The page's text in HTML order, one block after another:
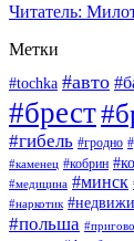
Читатель:
Метки
#tochka #авто
#брест
#гибель #гродно
#каменец #кобрин
#медицина #минск
#наркотик
#польша